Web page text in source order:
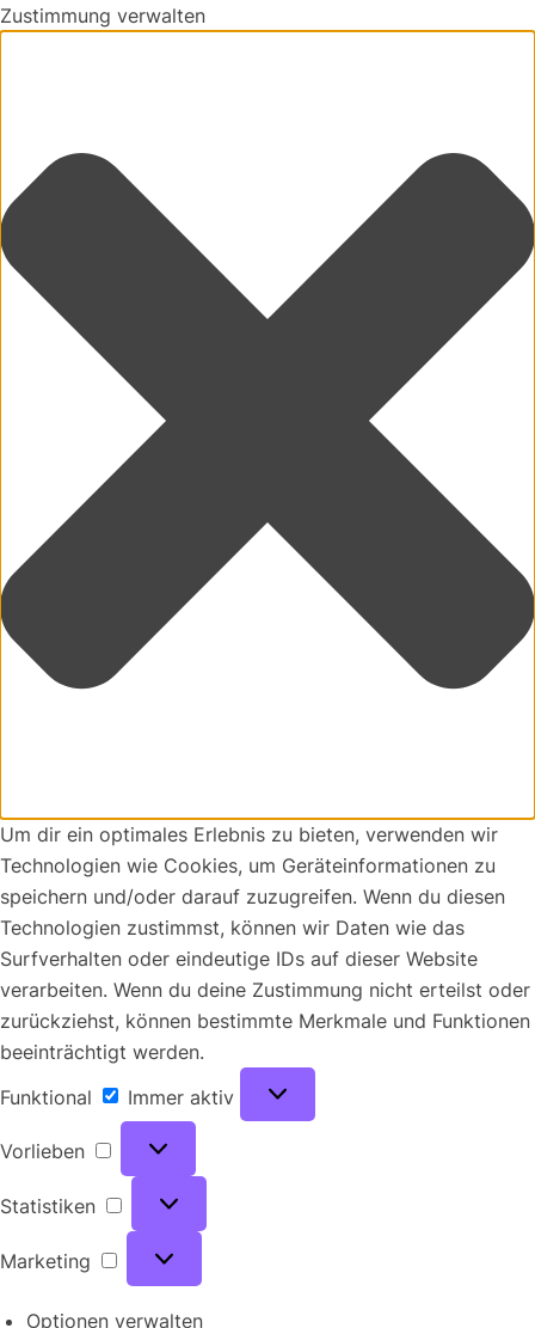
Zustimmung verwalten
Um dir ein optimales Erlebnis zu bieten, verwenden wir
Technologien wie Cookies, um Geräteinformationen zu
speichern und/oder darauf zuzugreifen. Wenn du diesen
Technologien zustimmst, können wir Daten wie das
Surfverhalten oder eindeutige IDs auf dieser Website
verarbeiten. Wenn du deine Zustimmung nicht erteilst oder
zurückziehst, können bestimmte Merkmale und Funktionen
beeinträchtigt werden.
Funktional
Immer aktiv
Vorlieben
Statistiken
Marketing
Optionen verwalten